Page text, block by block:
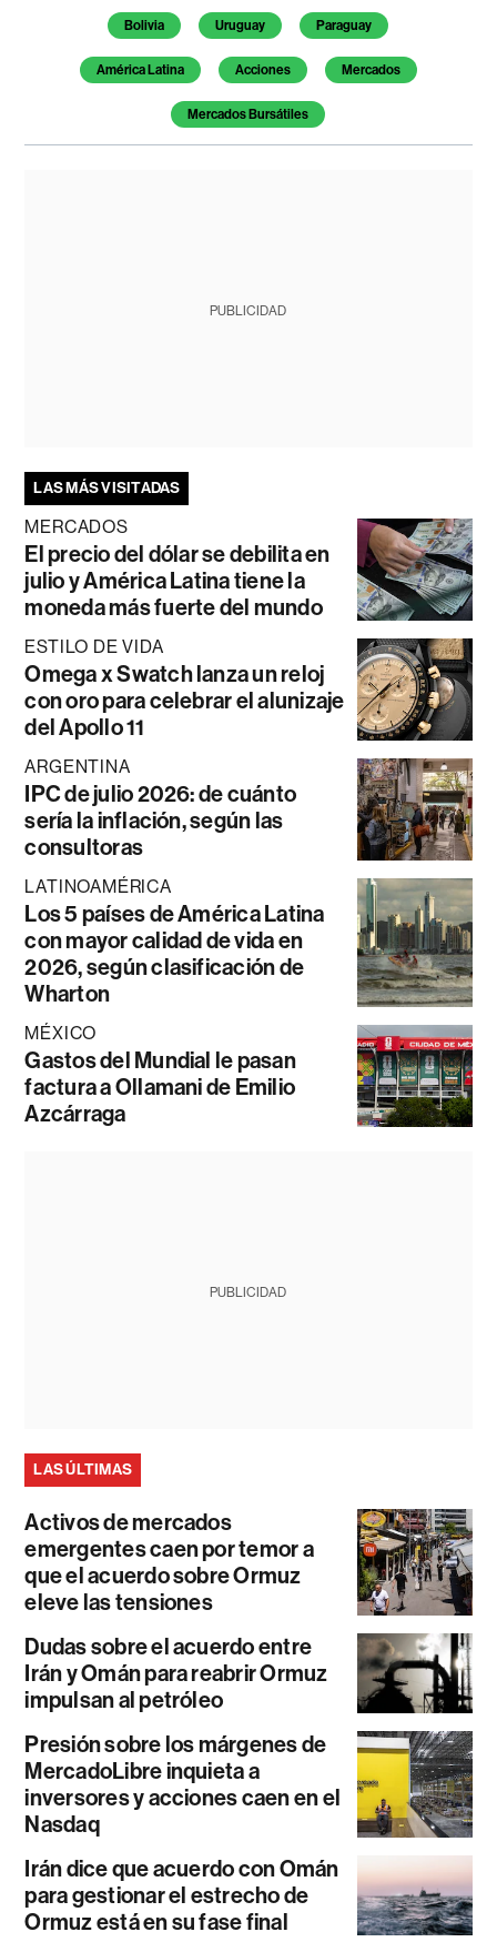
Bolivia Uruguay Paraguay
América Latina Acciones Mercados
Mercados Bursátiles
PUBLICIDAD
LAS MÁS VISITADAS
MERCADOS
El precio del dólar se debilita en
julio y América Latina tiene la
moneda más fuerte del mundo
ESTILO DE VIDA
Omega x Swatch lanza un reloj
con oro para celebrar el alunizaje
del Apollo 11
ARGENTINA
IPC de julio 2026: de cuánto
sería la inflación, según las
consultoras
LATINOAMÉRICA
Los 5 países de América Latina
con mayor calidad de vida en
2026, según clasificación de
Wharton
MÉXICO
Gastos del Mundial le pasan
factura a Ollamani de Emilio
Azcárraga
PUBLICIDAD
LAS ÚLTIMAS
Activos de mercados
emergentes caen por temor a
que el acuerdo sobre Ormuz
eleve las tensiones
Dudas sobre el acuerdo entre
Irán y Omán para reabrir Ormuz
impulsan al petróleo
Presión sobre los márgenes de
MercadoLibre inquieta a
inversores y acciones caen en el
Nasdaq
Irán dice que acuerdo con Omán
para gestionar el estrecho de
Ormuz está en su fase final